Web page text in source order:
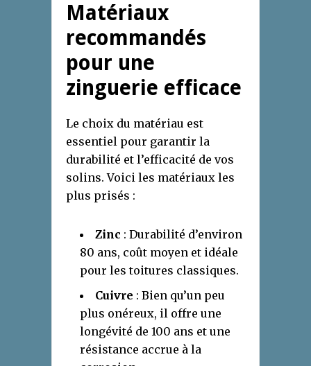
Matériaux
recommandés
pour une
zinguerie efficace
Le choix du matériau est
essentiel pour garantir la
durabilité et l’efficacité de vos
solins. Voici les matériaux les
plus prisés :
Zinc : Durabilité d’environ
80 ans, coût moyen et idéale
pour les toitures classiques.
Cuivre : Bien qu’un peu
plus onéreux, il offre une
longévité de 100 ans et une
résistance accrue à la